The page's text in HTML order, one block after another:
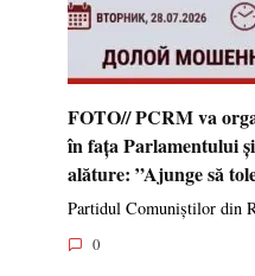
FOTO// PCRM va
în fața Parlamentului
alăture: ”Ajunge să
Partidul Comuniștilor din
0